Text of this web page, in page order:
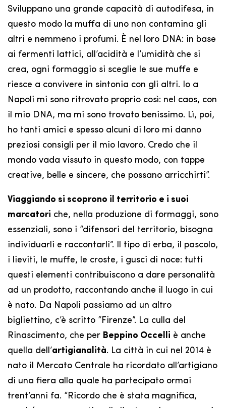
Sviluppano una grande capacità di autodifesa, in
questo modo la muffa di uno non contamina gli
altri e nemmeno i profumi. È nel loro DNA: in base
ai fermenti lattici, all’acidità e l’umidità che si
crea, ogni formaggio si sceglie le sue muffe e
riesce a convivere in sintonia con gli altri. Io a
Napoli mi sono ritrovato proprio così: nel caos, con
il mio DNA, ma mi sono trovato benissimo. Lì, poi,
ho tanti amici e spesso alcuni di loro mi danno
preziosi consigli per il mio lavoro. Credo che il
mondo vada vissuto in questo modo, con tappe
creative, belle e sincere, che possano arricchirti”.
Viaggiando si scoprono il territorio e i suoi
marcatori che, nella produzione di formaggi, sono
essenziali, sono i “difensori del territorio, bisogna
individuarli e raccontarli”. Il tipo di erba, il pascolo,
i lieviti, le muffe, le croste, i gusci di noce: tutti
questi elementi contribuiscono a dare personalità
ad un prodotto, raccontando anche il luogo in cui
è nato. Da Napoli passiamo ad un altro
bigliettino, c’è scritto “Firenze”. La culla del
Rinascimento, che per Beppino Occelli è anche
quella dell’artigianalità. La città in cui nel 2014 è
nato il Mercato Centrale ha ricordato all’artigiano
di una fiera alla quale ha partecipato ormai
trent’anni fa. “Ricordo che è stata magnifica,